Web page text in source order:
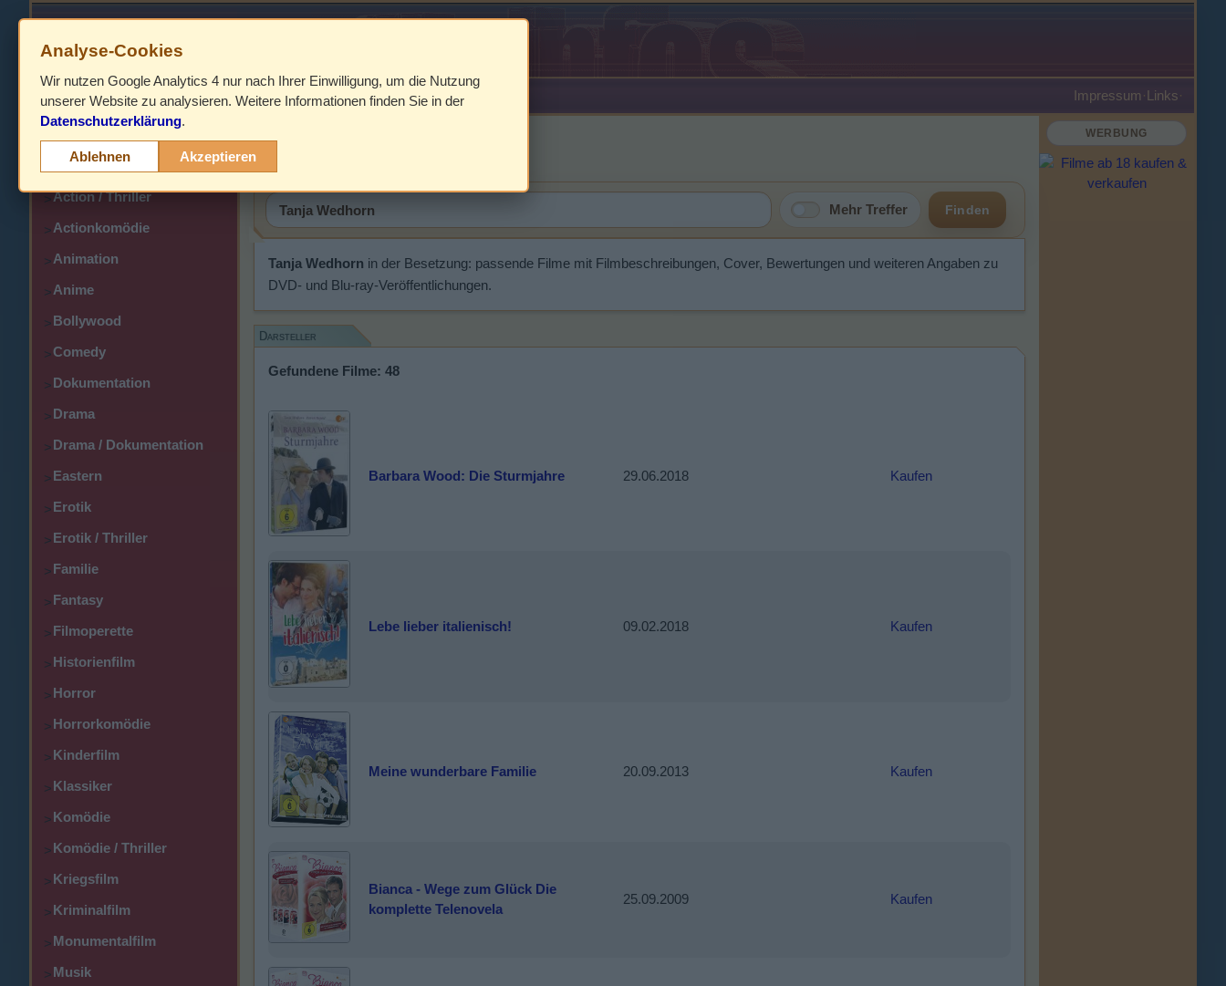
HOME Impressum ·Links·
>
> Action
>Action / Thriller
>Actionkomödie
>Animation
>Anime
>Bollywood
>Comedy
>Dokumentation
>Drama
>Drama / Dokumentation
>Eastern
>Erotik
>Erotik / Thriller
>Familie
>Fantasy
>Filmoperette
>Historienfilm
>Horror
>Horrorkomödie
>Kinderfilm
>Klassiker
>Komödie
>Komödie / Thriller
>Kriegsfilm
>Kriminalfilm
>Monumentalfilm
>Musik
Tanja Wedhorn
Mehr Treffer Finden
Tanja Wedhorn in der Besetzung: passende Filme mit Filmbeschreibungen, Cover, Bewertungen und weiteren Angaben zu
DVD- und Blu-ray-Veröffentlichungen.
Darsteller
Gefundene Filme: 48
Barbara Wood: Die Sturmjahre 29.06.2018 Kaufen
Lebe lieber italienisch! 09.02.2018 Kaufen
Meine wunderbare Familie 20.09.2013 Kaufen
Bianca - Wege zum Glück Die
komplette Telenovela
25.09.2009 Kaufen
WERBUNG
Analyse-Cookies
Wir nutzen Google Analytics 4 nur nach Ihrer Einwilligung, um die Nutzung
unserer Website zu analysieren. Weitere Informationen finden Sie in der
Datenschutzerklärung.
Ablehnen Akzeptieren